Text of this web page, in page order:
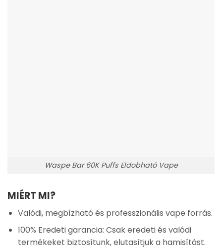
Waspe Bar 60K Puffs Eldobható Vape
MIÉRT MI?
Valódi, megbízható és professzionális vape forrás.
100% Eredeti garancia: Csak eredeti és valódi
termékeket biztosítunk, elutasítjuk a hamisítást.